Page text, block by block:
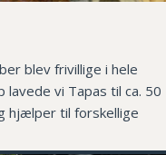
blev frivillige i hele
lavede vi Tapas til ca. 50
hjælper til forskellige